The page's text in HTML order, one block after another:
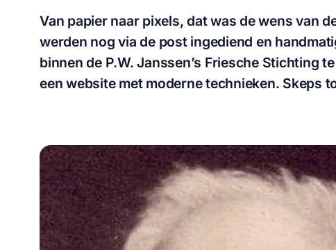
Van papier naar pixels, dat was de wens van
werden nog via de post ingediend en
binnen de P.W. Janssen’s Friesche Stichting
een website met moderne technieken. Skeps